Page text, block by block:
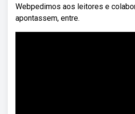
Webpedimos aos leitores e
apontassem, entre.